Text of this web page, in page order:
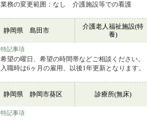
業務の変更範囲：なし 介護施設等での看護
静岡県 島田市
介護老人福祉施設(特
養)
特記事項
希望の曜日、希望の時間帯などご相談ください。
入職時は6ヶ月の雇用、以後1年更新となります。
静岡県 静岡市葵区 診療所(無床)
特記事項